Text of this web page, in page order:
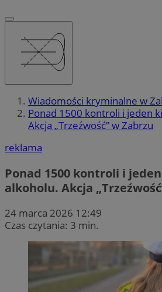
Wiadomości kryminalne w
Ponad 1500 kontroli i jeden
Akcja „Trzeźwość” w Zabrzu
reklama
Ponad 1500 kontroli i
alkoholu. Akcja
24 marca 2026 12:49
Czas czytania: 3 min.